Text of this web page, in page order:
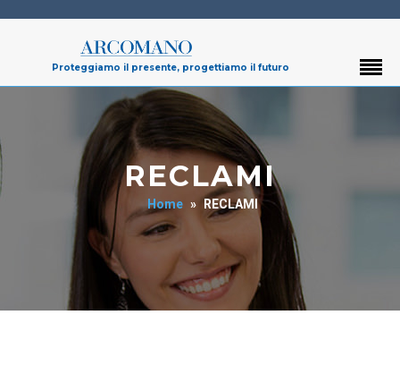
Proteggiamo il presente, progettiamo il futuro
RECLAMI
Home » RECLAMI